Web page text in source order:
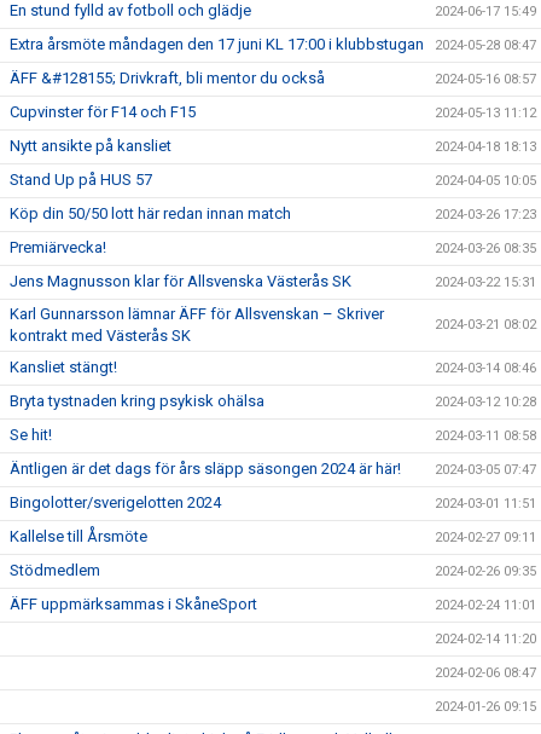
En stund fylld av fotboll och glädje 2024-06-17 15:49
Extra årsmöte måndagen den 17 juni KL 17:00 i klubbstugan 2024-05-28 08:47
ÄFF &#128155; Drivkraft, bli mentor du också 2024-05-16 08:57
Cupvinster för F14 och F15 2024-05-13 11:12
Nytt ansikte på kansliet 2024-04-18 18:13
Stand Up på HUS 57 2024-04-05 10:05
Köp din 50/50 lott här redan innan match 2024-03-26 17:23
Premiärvecka! 2024-03-26 08:35
Jens Magnusson klar för Allsvenska Västerås SK 2024-03-22 15:31
Karl Gunnarsson lämnar ÄFF för Allsvenskan – Skriver
kontrakt med Västerås SK
2024-03-21 08:02
Kansliet stängt! 2024-03-14 08:46
Bryta tystnaden kring psykisk ohälsa 2024-03-12 10:28
Se hit! 2024-03-11 08:58
Äntligen är det dags för års släpp säsongen 2024 är här! 2024-03-05 07:47
Bingolotter/sverigelotten 2024 2024-03-01 11:51
Kallelse till Årsmöte 2024-02-27 09:11
Stödmedlem 2024-02-26 09:35
ÄFF uppmärksammas i SkåneSport 2024-02-24 11:01
2024-02-14 11:20
2024-02-06 08:47
2024-01-26 09:15